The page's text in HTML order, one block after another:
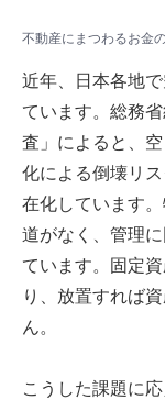
不動産にまつわるお金
近年、日本各地
ています。総務
査」によると、
化による倒壊リ
在化しています
道がなく、管理
ています。固定
り、放置すれば
ん。
こうした課題に